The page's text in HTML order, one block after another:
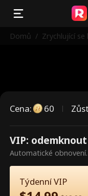
Domů / Zrychlující se
Toto
60
Cena: 60
VIP:
Automatické
Týdenní VIP